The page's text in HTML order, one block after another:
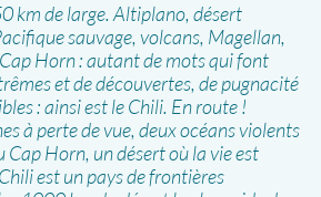
km de large. Altiplano, désert
sauvage, volcans, Magellan,
Horn : autant de mots qui font
et de découvertes, de pugnacité
: ainsi est le Chili. En route !
à perte de vue, deux océans violents
Horn, un désert où la vie est
est un pays de frontières